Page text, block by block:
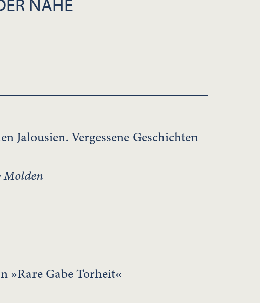
Jalousien. Vergessene Geschichten
Molden
»Rare Gabe Torheit«